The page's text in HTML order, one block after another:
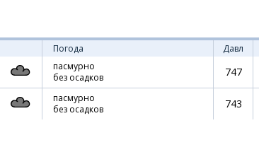
Погода Давл
пасмурно
без осадков
747
пасмурно
без осадков
743